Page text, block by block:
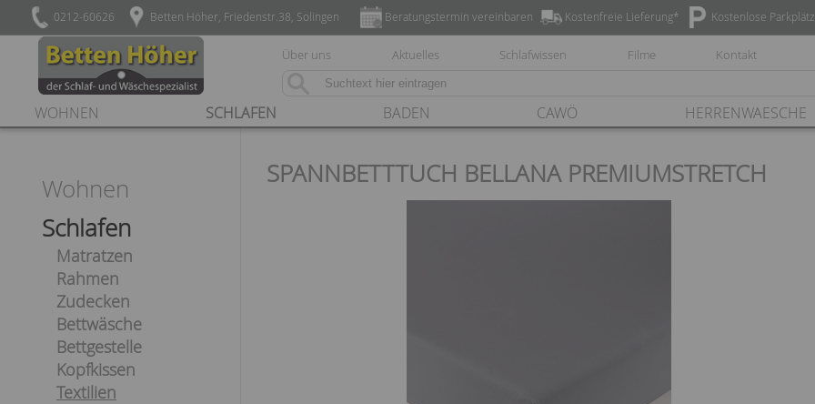
0212-60626 Betten Höher, Friedenstr.38, Solingen Kostenlose
Kostenfreie Lieferung*
Beratungstermin vereinbaren
Über uns Aktuelles Schlafwissen Filme Kontakt
WOHNEN SCHLAFEN BADEN CAWÖ HERRENWAESCHE
Wohnen
Schlafen
Matratzen
Rahmen
Zudecken
Bettwäsche
Bettgestelle
Kopfkissen
Textilien
SPANNBETTTUCH BELLANA PREMIUMSTRETCH